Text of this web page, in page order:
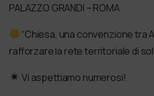
PALAZZO GRANDI – ROMA
“Chiesa, una convenzione tra
rafforzare la rete territoriale di
Vi aspettiamo numerosi!